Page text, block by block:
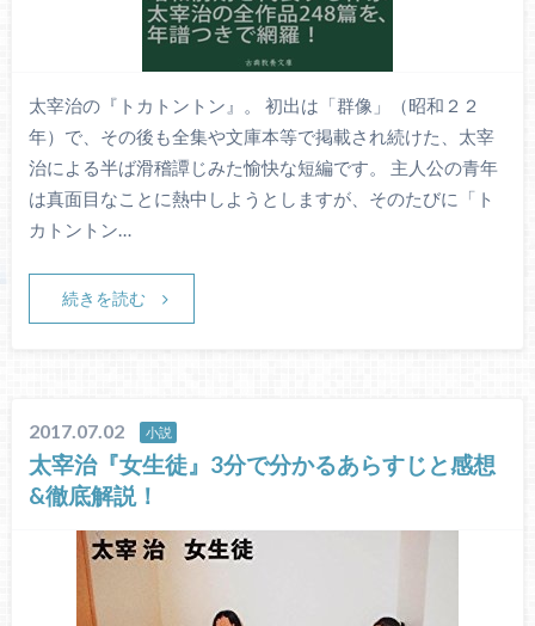
太宰治の『トカトントン』。 初出は「群像」（昭和２２
年）で、その後も全集や文庫本等で掲載され続けた、太宰
治による半ば滑稽譚じみた愉快な短編です。 主人公の青年
は真面目なことに熱中しようとしますが、そのたびに「ト
カトントン…
続きを読む
2017.07.02 小説
太宰治『女生徒』3分で分かるあらすじと感想
&徹底解説！